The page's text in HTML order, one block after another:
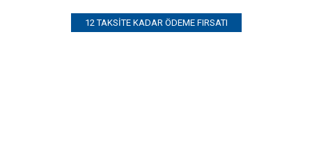
12 TAKSITE KADAR ÖDEME FIRSATI